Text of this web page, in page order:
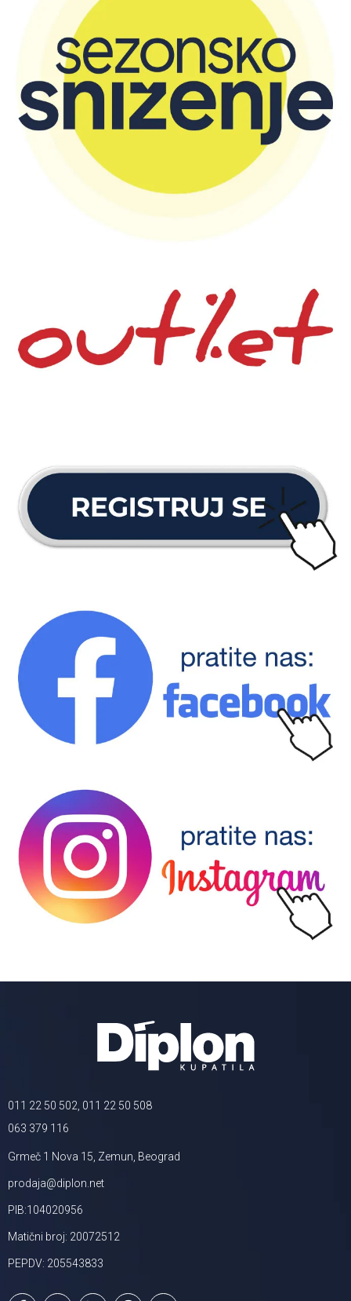
011 22 50 502, 011 22 50 508
063 379 116
Grmeč 1 Nova 15, Zemun, Beograd
prodaja@diplon.net
PIB:104020956
Matični broj: 20072512
PEPDV: 205543833